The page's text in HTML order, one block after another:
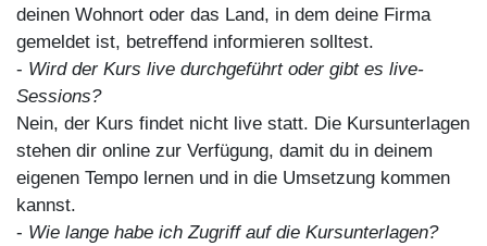
deinen Wohnort oder das Land, in dem deine Firma
gemeldet ist, betreffend informieren solltest.
- Wird der Kurs live durchgeführt oder gibt es live-
Sessions?
Nein, der Kurs findet nicht live statt. Die Kursunterlagen
stehen dir online zur Verfügung, damit du in deinem
eigenen Tempo lernen und in die Umsetzung kommen
kannst.
- Wie lange habe ich Zugriff auf die Kursunterlagen?